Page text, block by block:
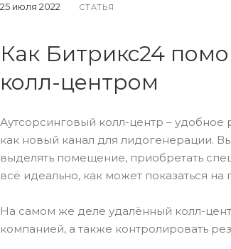
25 июля 2022 СТАТЬЯ
Как Битрикс24
колл-центром
Аутсорсинговый колл-центр – удобное
как новый канал для лидогенерации.
выделять помещение, приобретать
всё идеально, как может показаться на
На самом же деле удалённый колл-
компанией, а также контролировать